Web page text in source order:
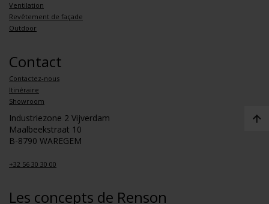
Ventilation
Revêtement de façade
Outdoor
Contact
Contactez-nous
Itinéraire
Showroom
Industriezone 2 Vijverdam
Maalbeekstraat 10
B-8790 WAREGEM
+32 56 30 30 00
Les concepts de Renson